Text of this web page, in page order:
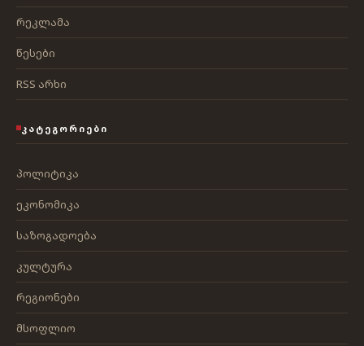
რეკლამა
წესები
RSS არხი
ᲙᲐᲢᲔᲒᲝᲠᲘᲔᲑᲘ
პოლიტიკა
ეკონომიკა
საზოგადოება
კულტურა
რეგიონები
მსოფლიო